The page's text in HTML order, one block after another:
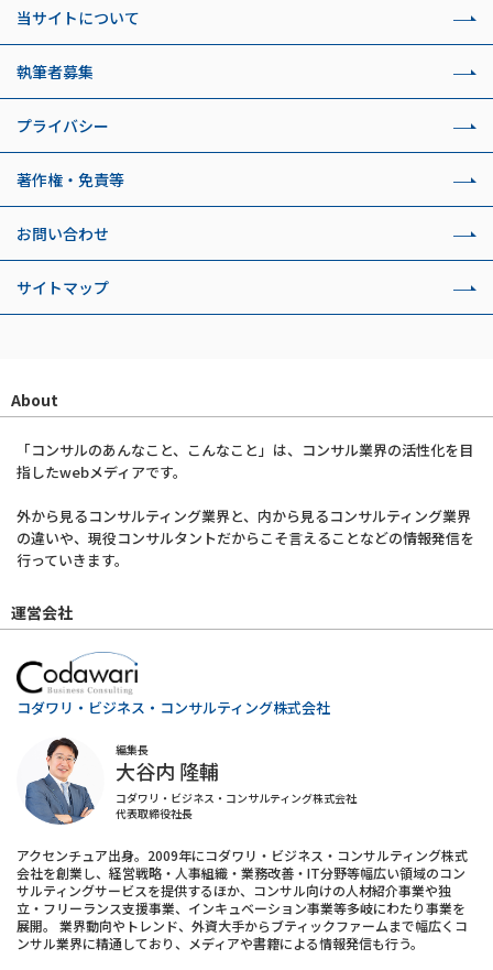
当サイトについて
執筆者募集
プライバシー
著作権・免責等
お問い合わせ
サイトマップ
About
「コンサルのあんなこと、こんなこと」は、コンサル業界の活性化を目
指したwebメディアです。
外から見るコンサルティング業界と、内から見るコンサルティング業界
の違いや、現役コンサルタントだからこそ言えることなどの情報発信を
行っていきます。
運営会社
コダワリ・ビジネス・コンサルティング株式会社
編集長
大谷内 隆輔
コダワリ・ビジネス・コンサルティング株式会社
代表取締役社長
アクセンチュア出身。2009年にコダワリ・ビジネス・コンサルティング株式
会社を創業し、経営戦略・人事組織・業務改善・IT分野等幅広い領域のコン
サルティングサービスを提供するほか、コンサル向けの人材紹介事業や独
立・フリーランス支援事業、インキュベーション事業等多岐にわたり事業を
展開。 業界動向やトレンド、外資大手からブティックファームまで幅広くコ
ンサル業界に精通しており、メディアや書籍による情報発信も行う。